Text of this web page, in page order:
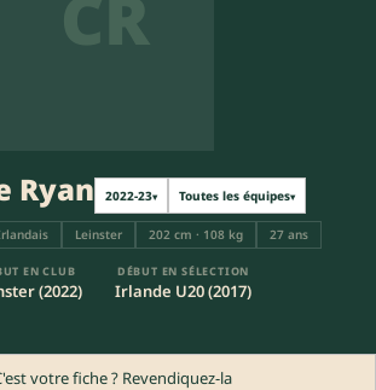
Ryan 2022-23▾ Toutes les équipes▾
Leinster 202 cm · 108 kg 27 ans
EN CLUB
(2022)
DÉBUT EN SÉLECTION
Irlande U20 (2017)
votre fiche ? Revendiquez-la